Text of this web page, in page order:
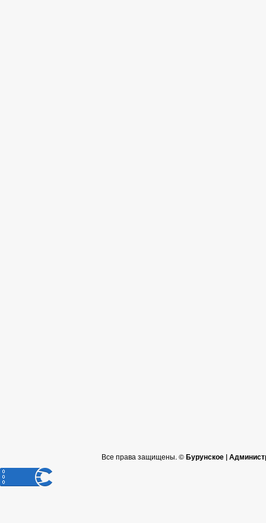
Все права защищены. ©Бурунское |